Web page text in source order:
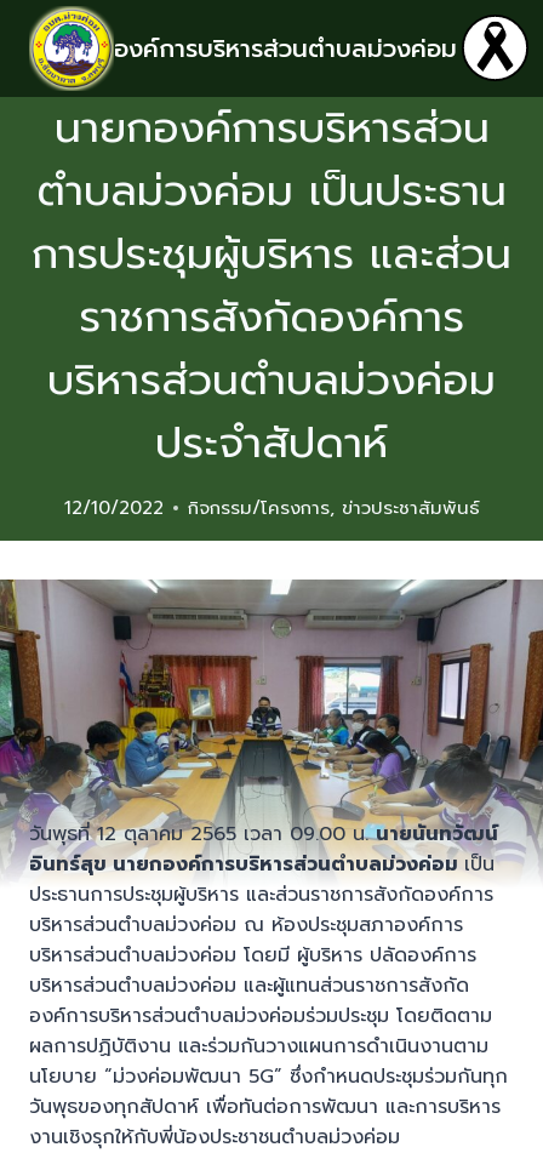
องค์การบริหารส่วนตำบลม่วงค่อม
นายกองค์การบริหารส่วน
ตำบลม่วงค่อม เป็นประธาน
การประชุมผู้บริหาร และส่วน
ราชการสังกัดองค์การ
บริหารส่วนตำบลม่วงค่อม
ประจำสัปดาห์
12/10/2022 กิจกรรม/โครงการ, ข่าวประชาสัมพันธ์
วันพุธที่ 12 ตุลาคม 2565 เวลา 09.00 น.นายนันทวัฒน์
อินทร์สุข นายกองค์การบริหารส่วนตำบลม่วงค่อม เป็น
ประธานการประชุมผู้บริหาร และส่วนราชการสังกัดองค์การ
บริหารส่วนตำบลม่วงค่อม ณ ห้องประชุมสภาองค์การ
บริหารส่วนตำบลม่วงค่อม โดยมี ผู้บริหาร ปลัดองค์การ
บริหารส่วนตำบลม่วงค่อม และผู้แทนส่วนราชการสังกัด
องค์การบริหารส่วนตำบลม่วงค่อมร่วมประชุม โดยติดตาม
ผลการปฏิบัติงาน และร่วมกันวางแผนการดำเนินงานตาม
นโยบาย “ม่วงค่อมพัฒนา 5G” ซึ่งกำหนดประชุมร่วมกันทุก
วันพุธของทุกสัปดาห์ เพื่อทันต่อการพัฒนา และการบริหาร
งานเชิงรุกให้กับพี่น้องประชาชนตำบลม่วงค่อม